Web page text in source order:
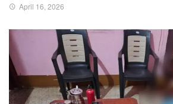
April 16, 2026